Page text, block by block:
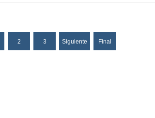
2 3 Siguiente Final